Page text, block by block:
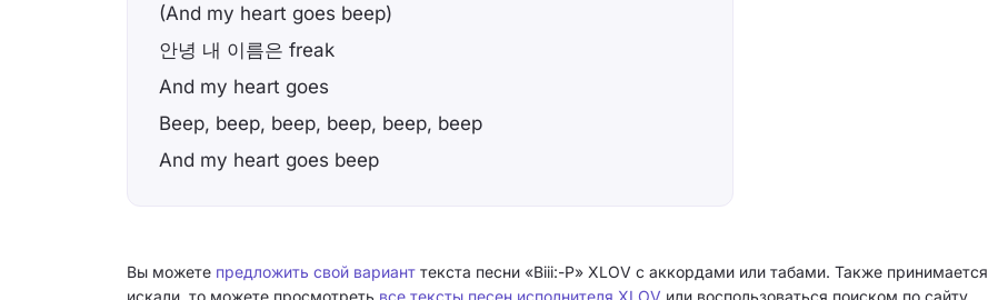
(And my heart goes beep)
안녕 내 이름은 freak
And my heart goes
Beep, beep, beep, beep, beep, beep
And my heart goes beep
Вы можете предложить свой вариант текста песни «Biii:-P» XLOV с аккордами или табами. Также
искали, то можете просмотреть все тексты песен исполнителя XLOV или воспользоваться поиском по сайту.